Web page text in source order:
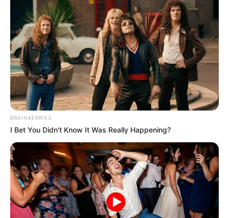
BRAINBERRIES
I Bet You Didn't Know It Was Really Happening?